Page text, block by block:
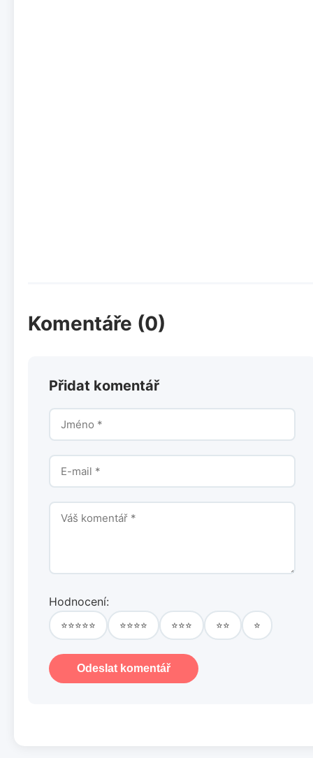
Komentáře (0)
Přidat komentář
Hodnocení:
⭐⭐⭐⭐⭐ ⭐⭐⭐⭐ ⭐⭐⭐ ⭐⭐ ⭐
Odeslat komentář